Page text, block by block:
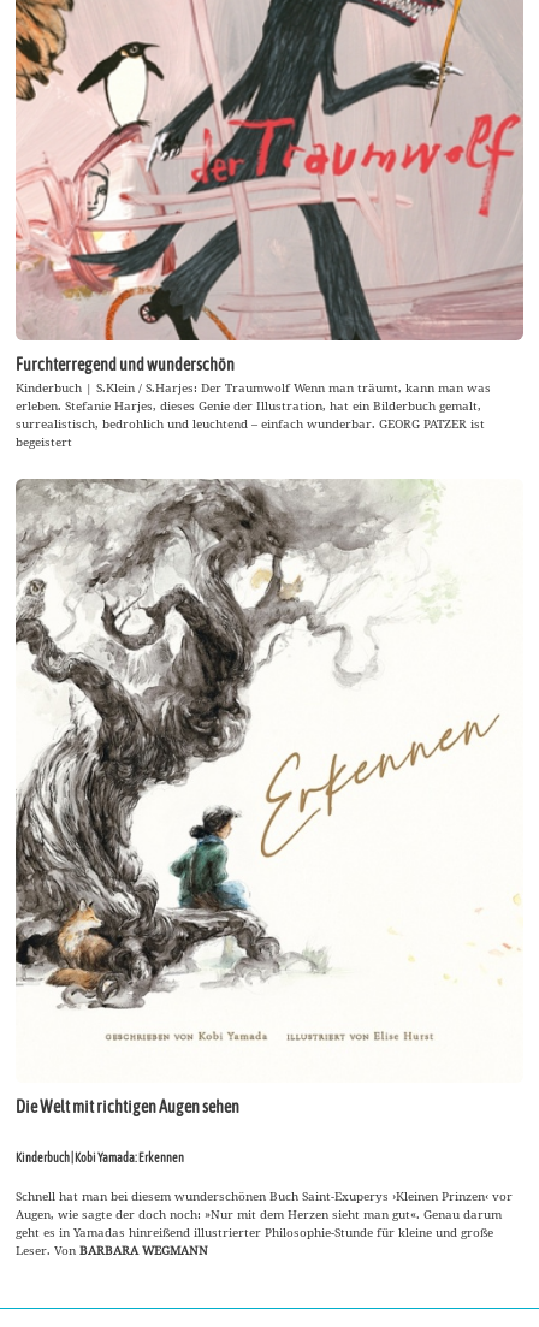
Furchterregend und wunderschön
Kinderbuch | S.Klein / S.Harjes: Der Traumwolf Wenn man träumt, kann man was
erleben. Stefanie Harjes, dieses Genie der Illustration, hat ein Bilderbuch gemalt,
surrealistisch, bedrohlich und leuchtend – einfach wunderbar. GEORG PATZER ist
begeistert
Die Welt mit richtigen Augen sehen
Kinderbuch | Kobi Yamada: Erkennen
Schnell hat man bei diesem wunderschönen Buch Saint-Exuperys ›Kleinen Prinzen‹ vor
Augen, wie sagte der doch noch: »Nur mit dem Herzen sieht man gut«. Genau darum
geht es in Yamadas hinreißend illustrierter Philosophie-Stunde für kleine und große
Leser. VonBARBARA WEGMANN